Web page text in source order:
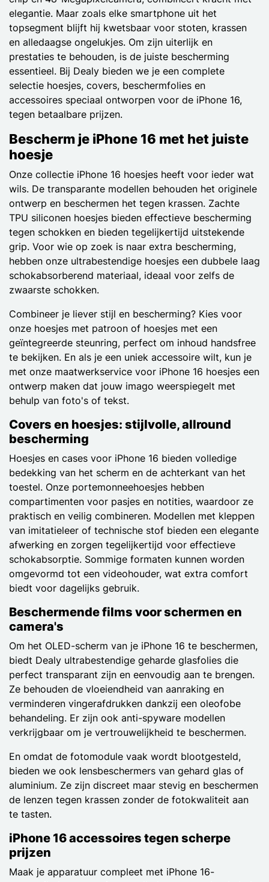
elegantie. Maar zoals elke smartphone uit het
topsegment blijft hij kwetsbaar voor stoten, krassen
en alledaagse ongelukjes. Om zijn uiterlijk en
prestaties te behouden, is de juiste bescherming
essentieel. Bij Dealy bieden we je een complete
selectie hoesjes, covers, beschermfolies en
accessoires speciaal ontworpen voor de iPhone 16,
tegen betaalbare prijzen.
Bescherm je iPhone 16 met het juiste
hoesje
Onze collectie iPhone 16 hoesjes heeft voor ieder wat
wils. De transparante modellen behouden het originele
ontwerp en beschermen het tegen krassen. Zachte
TPU siliconen hoesjes bieden effectieve bescherming
tegen schokken en bieden tegelijkertijd uitstekende
grip. Voor wie op zoek is naar extra bescherming,
hebben onze ultrabestendige hoesjes een dubbele laag
schokabsorberend materiaal, ideaal voor zelfs de
zwaarste schokken.
Combineer je liever stijl en bescherming? Kies voor
onze hoesjes met patroon of hoesjes met een
geïntegreerde steunring, perfect om inhoud handsfree
te bekijken. En als je een uniek accessoire wilt, kun je
met onze maatwerkservice voor iPhone 16 hoesjes een
ontwerp maken dat jouw imago weerspiegelt met
behulp van foto's of tekst.
Covers en hoesjes: stijlvolle, allround
bescherming
Hoesjes en cases voor iPhone 16 bieden volledige
bedekking van het scherm en de achterkant van het
toestel. Onze portemonneehoesjes hebben
compartimenten voor pasjes en notities, waardoor ze
praktisch en veilig combineren. Modellen met kleppen
van imitatieleer of technische stof bieden een elegante
afwerking en zorgen tegelijkertijd voor effectieve
schokabsorptie. Sommige formaten kunnen worden
omgevormd tot een videohouder, wat extra comfort
biedt voor dagelijks gebruik.
Beschermende films voor schermen en
camera's
Om het OLED-scherm van je iPhone 16 te beschermen,
biedt Dealy ultrabestendige geharde glasfolies die
perfect transparant zijn en eenvoudig aan te brengen.
Ze behouden de vloeiendheid van aanraking en
verminderen vingerafdrukken dankzij een oleofobe
behandeling. Er zijn ook anti-spyware modellen
verkrijgbaar om je vertrouwelijkheid te beschermen.
En omdat de fotomodule vaak wordt blootgesteld,
bieden we ook lensbeschermers van gehard glas of
aluminium. Ze zijn discreet maar stevig en beschermen
de lenzen tegen krassen zonder de fotokwaliteit aan
te tasten.
iPhone 16 accessoires tegen scherpe
prijzen
Maak je apparatuur compleet met iPhone 16-